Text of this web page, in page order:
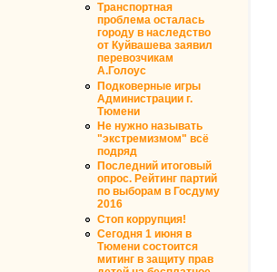
Транспортная
проблема осталась
городу в наследство
от Куйвашева заявил
перевозчикам
А.Голоус
Подковерные игры
Администрации г.
Тюмени
Не нужно называть
"экстремизмом" всё
подряд
Последний итоговый
опрос. Рейтинг партий
по выборам в Госдуму
2016
Стоп коррупция!
Сегодня 1 июня в
Тюмени состоится
митинг в защиту прав